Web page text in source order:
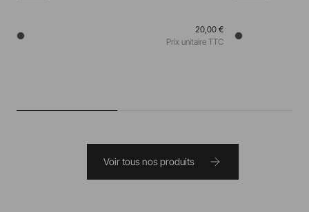
20,00 €
Prix unitaire TTC
Voir tous nos produits